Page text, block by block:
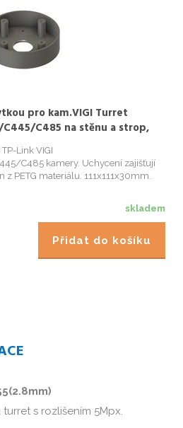
pro kam.VIGI Turret
C485 na stěnu a strop,
Link VIGI
C485 kamery. Uchycení zajišťují
PETG materiálu. 111x111x30mm.
skladem
Přidat do košíku
s rozlišením 5Mpx.